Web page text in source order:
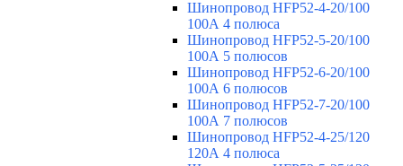
Шинопровод HFP52-4-20/100
100А 4 полюса
Шинопровод HFP52-5-20/100
100А 5 полюсов
Шинопровод HFP52-6-20/100
100А 6 полюсов
Шинопровод HFP52-7-20/100
100А 7 полюсов
Шинопровод HFP52-4-25/120
120А 4 полюса